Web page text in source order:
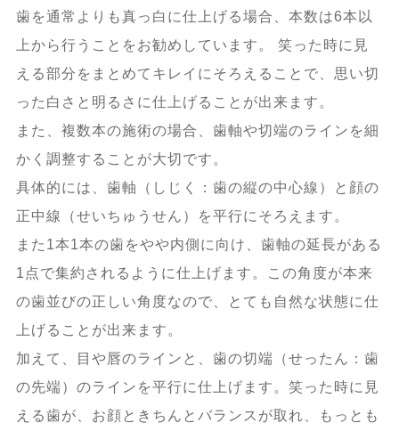
歯を通常よりも真っ白に仕上げる場合、本数は6本以
上から行うことをお勧めしています。 笑った時に見
える部分をまとめてキレイにそろえることで、思い切
った白さと明るさに仕上げることが出来ます。
また、複数本の施術の場合、歯軸や切端のラインを細
かく調整することが大切です。
具体的には、歯軸（しじく：歯の縦の中心線）と顔の
正中線（せいちゅうせん）を平行にそろえます。
また1本1本の歯をやや内側に向け、歯軸の延長がある
1点で集約されるように仕上げます。この角度が本来
の歯並びの正しい角度なので、とても自然な状態に仕
上げることが出来ます。
加えて、目や唇のラインと、歯の切端（せったん：歯
の先端）のラインを平行に仕上げます。笑った時に見
える歯が、お顔ときちんとバランスが取れ、もっとも